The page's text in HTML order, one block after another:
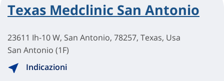
Texas Medclinic San Antonio
23611 Ih-10 W, San Antonio, 78257, Texas, Usa
San Antonio (1F)
Indicazioni